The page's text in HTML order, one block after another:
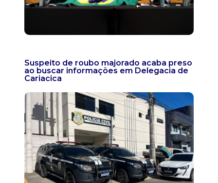
Suspeito de roubo majorado acaba preso
ao buscar informações em Delegacia de
Cariacica